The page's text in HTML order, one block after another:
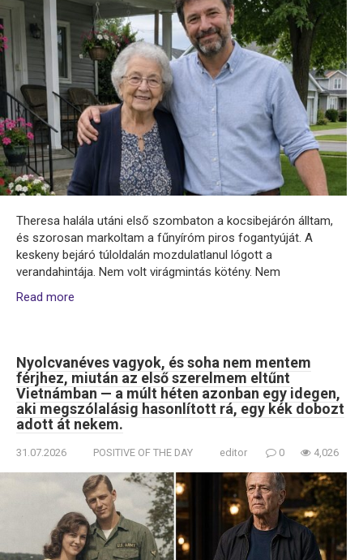
Theresa halála utáni első szombaton a kocsibejárón álltam,
és szorosan markoltam a fűnyíróm piros fogantyúját. A
keskeny bejáró túloldalán mozdulatlanul lógott a
verandahintája. Nem volt virágmintás kötény. Nem
Read more
Nyolcvanéves vagyok, és soha nem mentem
férjhez, miután az első szerelmem eltűnt
Vietnámban — a múlt héten azonban egy idegen,
aki megszólalásig hasonlított rá, egy kék dobozt
adott át nekem.
31.07.2026 POSITIVE OF THE DAY editor 0 4,026